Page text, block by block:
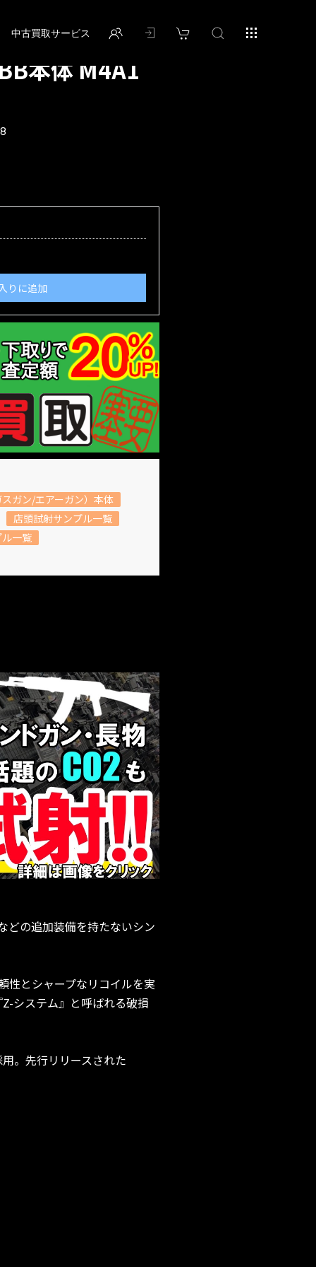
中古買取サービス
本体 M4A1
りに追加
ガン/エアーガン）本体
店頭試射サンプル一覧
一覧
どの追加装備を持たないシン
とシャープなリコイルを実
システム』と呼ばれる破損
。先行リリースされた